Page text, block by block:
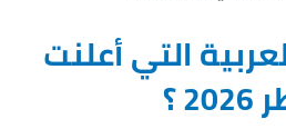
التي أعلنت
؟